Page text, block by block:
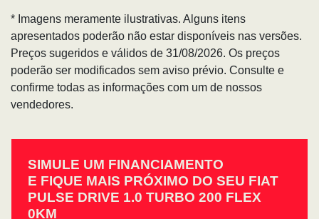
* Imagens meramente ilustrativas. Alguns itens
apresentados poderão não estar disponíveis nas versões.
Preços sugeridos e válidos de 31/08/2026. Os preços
poderão ser modificados sem aviso prévio. Consulte e
confirme todas as informações com um de nossos
vendedores.
SIMULE UM FINANCIAMENTO
E FIQUE MAIS PRÓXIMO DO SEU FIAT
PULSE DRIVE 1.0 TURBO 200 FLEX
0KM